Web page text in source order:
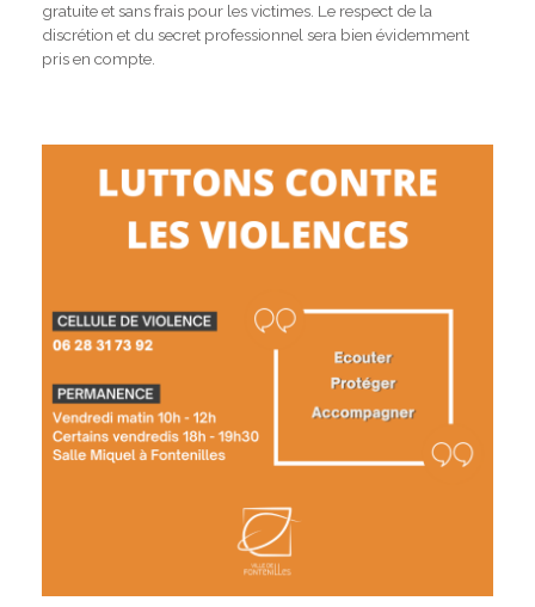
gratuite et sans frais pour les victimes. Le respect de la
discrétion et du secret professionnel sera bien évidemment
pris en compte.